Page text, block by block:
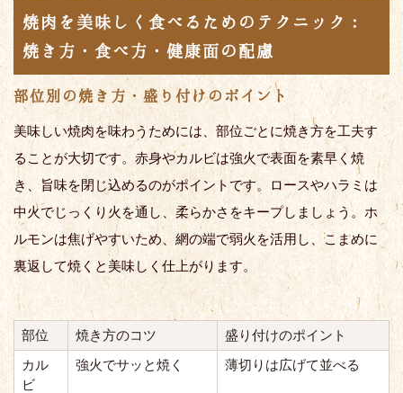
焼肉を美味しく食べるためのテクニック：
焼き方・食べ方・健康面の配慮
部位別の焼き方・盛り付けのポイント
美味しい焼肉を味わうためには、部位ごとに焼き方を工夫す
ることが大切です。赤身やカルビは強火で表面を素早く焼
き、旨味を閉じ込めるのがポイントです。ロースやハラミは
中火でじっくり火を通し、柔らかさをキープしましょう。ホ
ルモンは焦げやすいため、網の端で弱火を活用し、こまめに
裏返して焼くと美味しく仕上がります。
部位 焼き方のコツ
盛り付けのポイント
カル
ビ
強火でサッと焼く 薄切りは広げて並べる